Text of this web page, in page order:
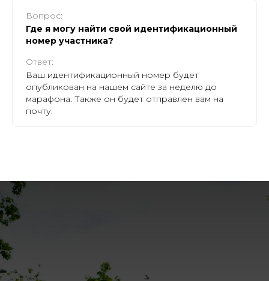
Вопрос:
Где я могу найти свой идентификационный
номер участника?
Ответ:
Ваш идентификационный номер будет
опубликован на нашем сайте за неделю до
марафона. Также он будет отправлен вам на
почту.